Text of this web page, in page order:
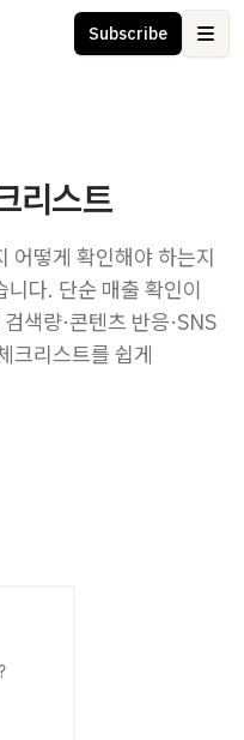
Subscribe
리스트
어떻게 확인해야 하는지
다. 단순 매출 확인이
색량·콘텐츠 반응·SNS
크리스트를 쉽게